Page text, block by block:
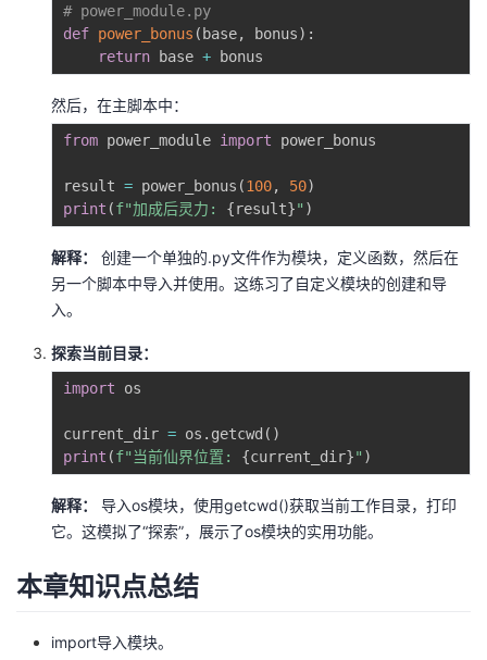
# power_module.py
def power_bonus ( base, bonus) :
return base +
然后，在主脚本中：
from power_module import power_bonus
result = power_bonus (100, 50)
print (f"加成后灵力: {result}" )
解释：
创建一个单独的.py文件作为模块，定义函数，然后在
另一个脚本中导入并使用。这练习了自定义模块的创建和导
入。
探索当前目录：
import os
current_dir = os . getcwd ( )
print (f"当前仙界位置: {current_dir}" )
解释：
导入os模块，使用getcwd()获取当前工作目录，打印
它。这模拟了“探索”，展示了os模块的实用功能。
本章知识点总结
import导入模块。